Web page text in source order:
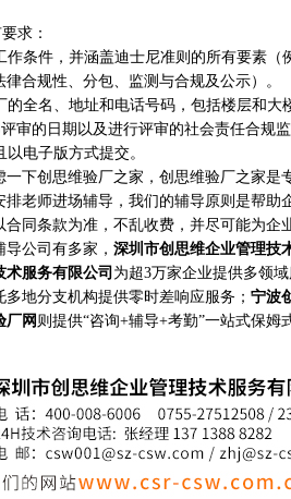
求：
件，并涵盖迪士尼准则的所有要素（
合规性、分包、监测与合规及公示）。
名、地址和电话号码，包括楼层和大
的日期以及进行评审的社会责任合规监
电子版方式提交。
创思维验厂之家，创思维验厂之家是
老师进场辅导，我们的辅导原则是帮
同条款为准，不乱收费，并尽可能为企
公司有多家， 深圳市创思维企业管理技
服务有限公司 为超3万家企业提供多领
地分支机构提供零时差响应服务； 宁波
厂网则提供“咨询+辅导+考勤”一站式保